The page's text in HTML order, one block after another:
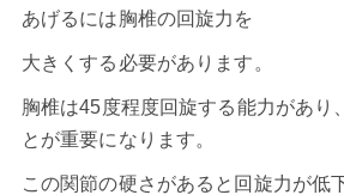
あげるには胸椎の回旋力を
大きくする必要があります。
胸椎は45度程度回旋する能力があり
とが重要になります。
この関節の硬さがあると回旋力が低